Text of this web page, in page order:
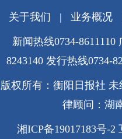
关于我们 | 业务概况
新闻热线0734-8611110
8243140 发行热线0734-
版权所有：衡阳日报社
律顾问：湖
湘ICP备19017183号-2